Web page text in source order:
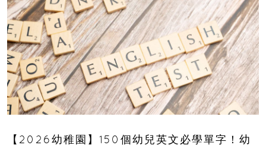
【2026幼稚園】150個幼兒英文必學單字！幼